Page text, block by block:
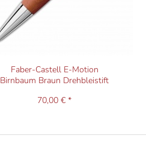
Faber-Castell E-Motion
Birnbaum Braun Drehbleistift
70,00 € *